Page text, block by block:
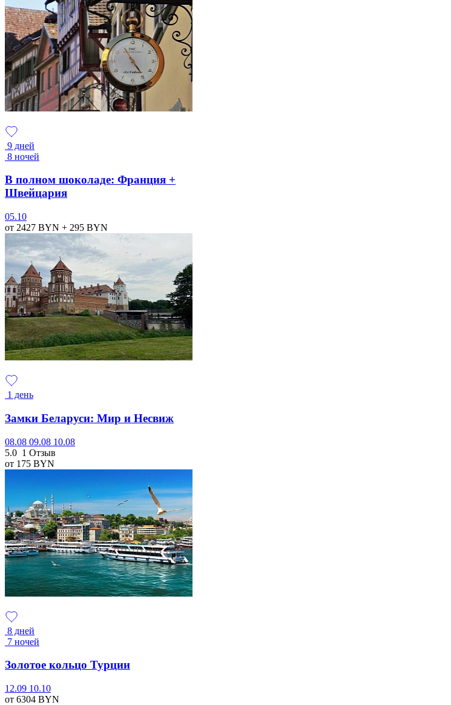
9 дней
8 ночей
В полном шоколаде: Франция +
Швейцария
05.10
от 2427 BYN + 295 BYN
1 день
Замки Беларуси: Мир и Несвиж
08.08 09.08 10.08
5.0 1 Отзыв
от 175 BYN
8 дней
7 ночей
Золотое кольцо Турции
12.09 10.10
от 6304 BYN